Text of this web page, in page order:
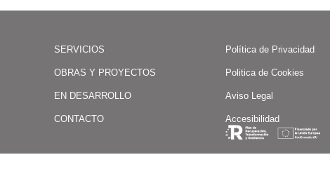
SERVICIOS
OBRAS Y PROYECTOS
EN DESARROLLO
CONTACTO
Política de Privacidad
Politica de Cookies
Aviso Legal
Accesibilidad